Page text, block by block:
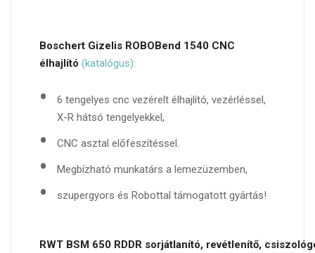
Boschert Gizelis ROBOBend 1540 CNC
élhajlító (katalógus):
6 tengelyes cnc vezérelt élhajlító, vezérléssel,
X-R hátsó tengelyekkel,
CNC asztal előfeszítéssel.
Megbízható munkatárs a lemezüzemben,
szupergyors és Robottal támogatott gyártás!
RWT BSM 650 RDDR sorjátlanító, revétlenítő,